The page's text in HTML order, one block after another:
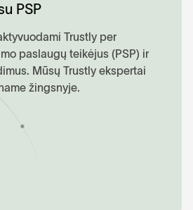
PSP
Trustly per
paslaugų teikėjus (PSP) ir
Mūsų Trustly ekspertai
žingsnyje.